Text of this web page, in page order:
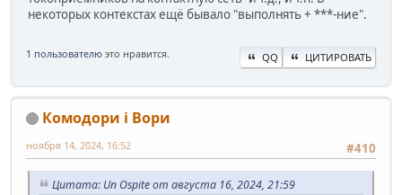
некоторых контекстах ещё бывало "выполнять + ***-ние".
1 пользователю это нравится. QQ ЦИТИРОВАТЬ
Комодори і Вори
#410
ноября 14, 2024, 16:52
Цитата: Un Ospite от августа 16, 2024, 21:59